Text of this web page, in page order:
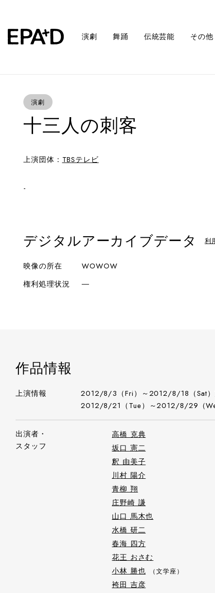
演劇 舞踊 伝統芸能 その他
演劇
十三人の刺客
上演団体： TBSテレビ
-
デジタルアーカイブデータ 利
映像の所在
WOWOW
権利処理状況
―
作品情報
上演情報 2012/8/3（Fri）～2012/8/18（Sat）
2012/8/21（Tue）～2012/8/29（
出演者・
スタッフ
高橋 克典
坂口 憲二
釈 由美子
川村 陽介
青柳 翔
庄野崎 謙
山口 馬木也
水橋 研二
春海 四方
花王 おさむ
小林 勝也
（文学座）
袴田 吉彦